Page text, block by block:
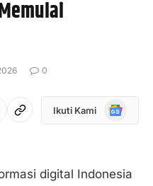
0
Ikuti Kami
Google
digital Indonesia